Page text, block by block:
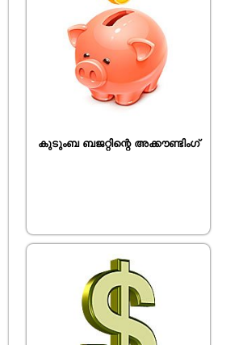
കുടുംബ ബജറ്റിന്റെ അക്കൗണ്ടിംഗ്